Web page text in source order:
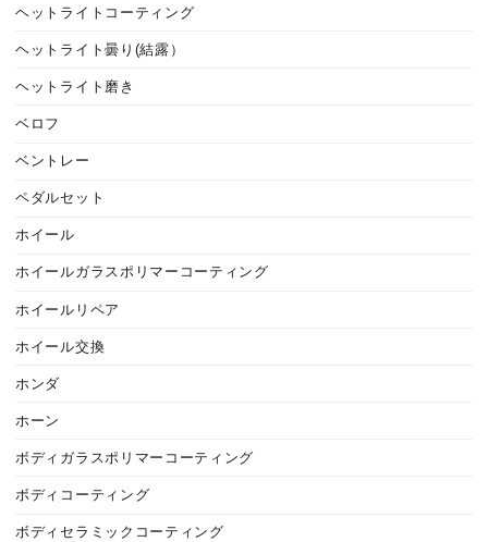
ヘットライトコーティング
ヘットライト曇り(結露）
ヘットライト磨き
ベロフ
ベントレー
ペダルセット
ホイール
ホイールガラスポリマーコーティング
ホイールリペア
ホイール交換
ホンダ
ホーン
ボディガラスポリマーコーティング
ボディコーティング
ボディセラミックコーティング